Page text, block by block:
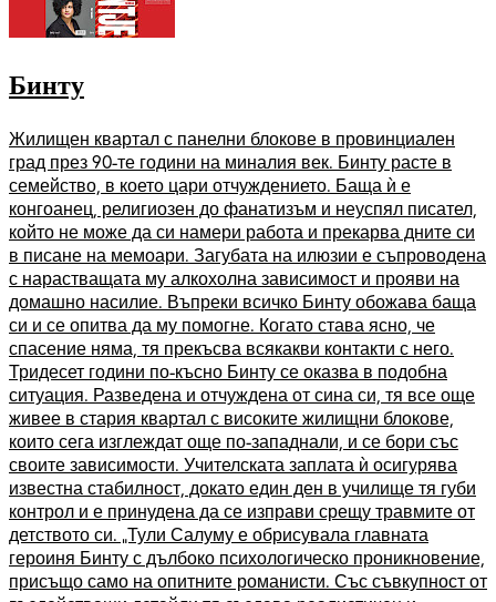
Бинту
Жилищен квартал с панелни блокове в провинциален
град през 90-те години на миналия век. Бинту расте в
семейство, в което цари отчуждението. Баща ѝ е
конгоанец, религиозен до фанатизъм и неуспял писател,
който не може да си намери работа и прекарва дните си
в писане на мемоари. Загубата на илюзии е съпроводена
с нарастващата му алкохолна зависимост и прояви на
домашно насилие. Въпреки всичко Бинту обожава баща
си и се опитва да му помогне. Когато става ясно, че
спасение няма, тя прекъсва всякакви контакти с него.
Тридесет години по-късно Бинту се оказва в подобна
ситуация. Разведена и отчуждена от сина си, тя все още
живее в стария квартал с високите жилищни блокове,
които сега изглеждат още по-западнали, и се бори със
своите зависимости. Учителската заплата ѝ осигурява
известна стабилност, докато един ден в училище тя губи
контрол и е принудена да се изправи срещу травмите от
детството си. „Тули Салуму е обрисувала главната
героиня Бинту с дълбоко психологическо проникновение,
присъщо само на опитните романисти. Със съвкупност от